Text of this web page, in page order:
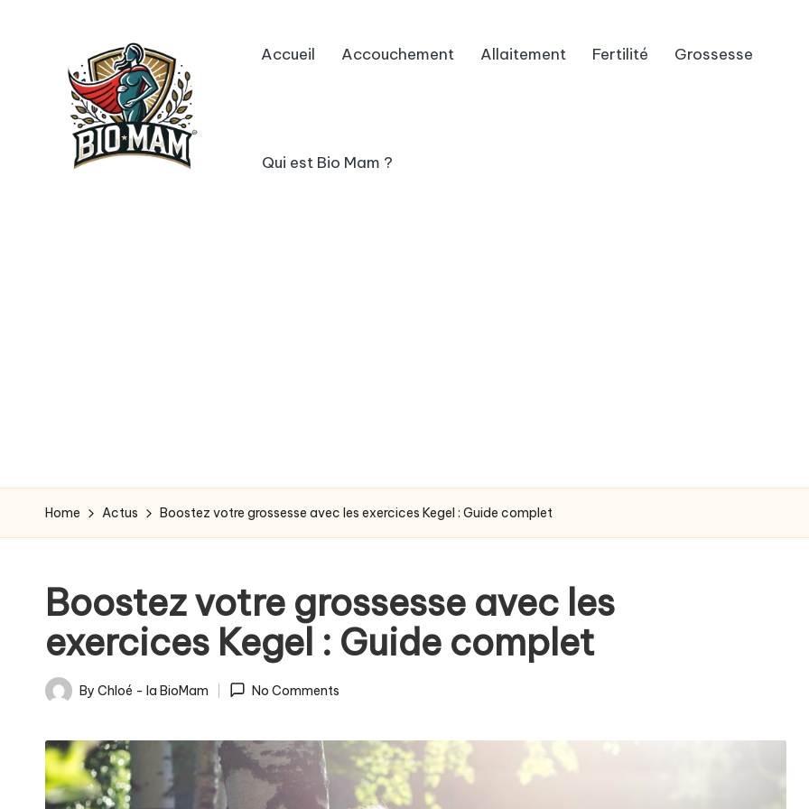
r
o
s
e
s
s
e
Accueil Accouchement Allaitement Fertilité Grossesse
Qui est Bio Mam ?
Home Actus Boostez votre grossesse avec les exercices Kegel : Guide complet
Boostez votre grossesse avec les
exercices Kegel : Guide complet
Posted
By Chloé - la BioMam No Comments